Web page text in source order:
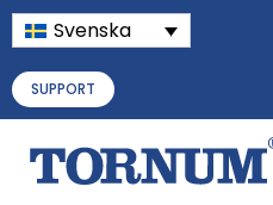
Svenska
SUPPORT